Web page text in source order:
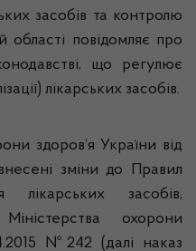
засобів та контролю
повідомляє про
що регулює
лікарських засобів.
здоров’я України від
зміни до Правил
лікарських засобів,
охорони
№242 (далі наказ